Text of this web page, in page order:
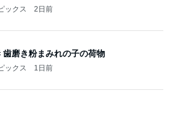
セミ合唱が賑やかな蓼科
ックス 1日前